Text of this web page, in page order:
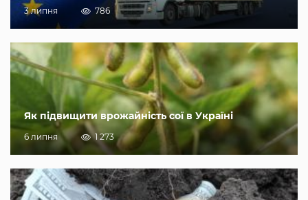
3 липня 786
Як підвищити врожайність сої в Україні
6 липня 1 273